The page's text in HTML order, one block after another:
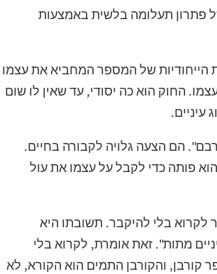
פתרון תעלומה בלשית באמצעות
הייחודיות של המספר המחביא את עצמו
החוק הוא כה יסודי, עד שאין לו שום
עיניים.
הם הצעה גלויה לקבורה בחיים.
פותה כדי לקבל על עצמו את עול
לקרוא בלי להיקבר. תשובתו היא
מתות". זאת אומרת, לקרוא בלי
והקורבן התמים הוא הקורא, לא